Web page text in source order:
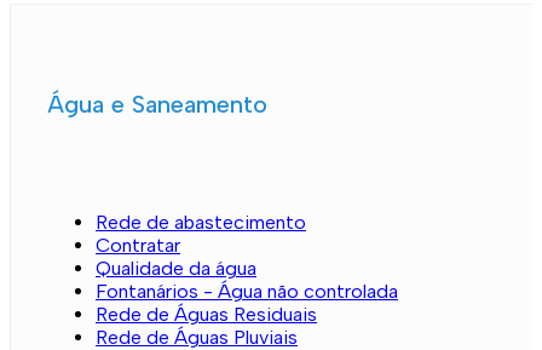
Água e Saneamento
Rede de abastecimento
Contratar
Qualidade da água
Fontanários - Água não controlada
Rede de Águas Residuais
Rede de Águas Pluviais